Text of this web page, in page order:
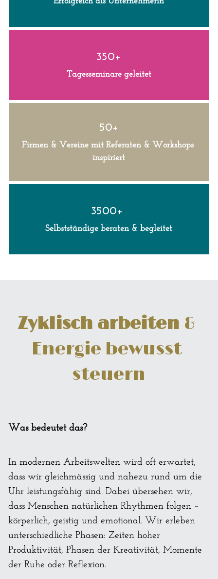
350+
Tagesseminare geleitet
50+
Firmen & Vereine mit Referaten & Workshops
inspiriert
3500+
Selbstständige beraten & begleitet
Zyklisch arbeiten &
Energie bewusst
steuern
Was bedeutet das?
In modernen Arbeitswelten wird oft erwartet,
dass wir gleichmässig und nahezu rund um die
Uhr leistungsfähig sind. Dabei übersehen wir,
dass Menschen natürlichen Rhythmen folgen –
körperlich, geistig und emotional. Wir erleben
unterschiedliche Phasen: Zeiten hoher
Produktivität, Phasen der Kreativität, Momente
der Ruhe oder Reflexion.